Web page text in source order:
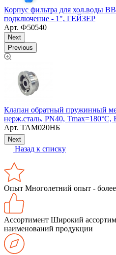
Корпус фильтра для хол.воды
подключение - 1", ГЕЙЗЕР
Арт. Ф50540
Next
Previous
Клапан обратный пружинный
нерж.сталь, PN40, Тmax=180°С,
Арт. ТАМ020НБ
Next
Назад к списку
Опыт Многолетний опыт -
Ассортимент Широкий
наименований продукции